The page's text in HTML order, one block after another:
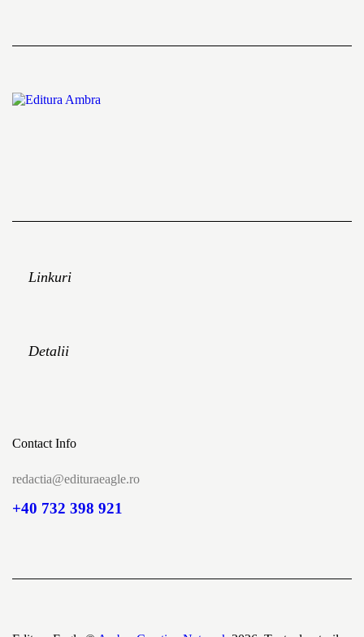
Linkuri
Detalii
Contact Info
redactia@edituraeagle.ro
+40 732 398 921